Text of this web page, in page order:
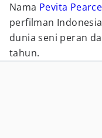
Nama Pevita Pearce
perfilman
dunia seni peran
tahun.